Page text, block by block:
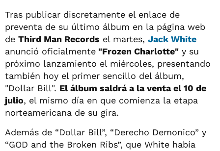
Tras publicar discretamente el enlace de
preventa de su último álbum en la página web
de Third Man Records el martes, Jack White
anunció oficialmente "Frozen Charlotte" y su
próximo lanzamiento el miércoles, presentando
también hoy el primer sencillo del álbum,
"Dollar Bill". El álbum saldrá a la venta el 10 de
julio, el mismo día en que comienza la etapa
norteamericana de su gira.
Además de “Dollar Bill”, “Derecho Demonico” y
“GOD and the Broken Ribs”, que White había